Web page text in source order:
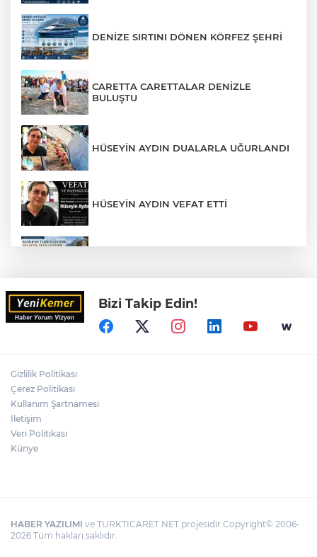
DENİZE SIRTINI DÖNEN KÖRFEZ ŞEHRİ
CARETTA CARETTALAR DENİZLE
BULUŞTU
HÜSEYİN AYDIN DUALARLA UĞURLANDI
HÜSEYİN AYDIN VEFAT ETTİ
Sahilde Tek Başına Bir Özgürlük Hikâyesi
Bizi Takip Edin!
Gizlilik Politikası
Çerez Politikası
Kullanım Şartnamesi
İletişim
Veri Politikası
Künye
HABER YAZILIMI ve TURKTICARET.NET projesidir Copyright© 2006-
2026 Tüm hakları saklıdır.